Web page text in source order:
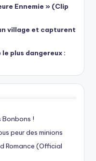
Ennemie » (Clip
village et capturent
plus dangereux :
Bonbons !
peur des minions
Romance (Official